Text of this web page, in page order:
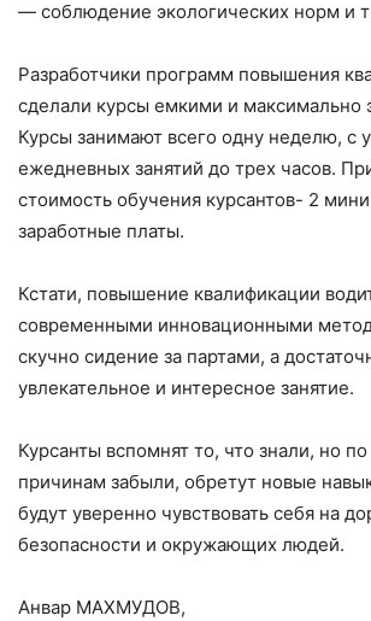
— соблюдение экологических норм и
Разработчики программ повышения
сделали курсы емкими и максимально
Курсы занимают всего одну неделю, с
ежедневных занятий до трех часов.
стоимость обучения курсантов- 2
заработные платы.
Кстати, повышение квалификации
современными инновационными
скучно сидение за партами, а
увлекательное и интересное занятие.
Курсанты вспомнят то, что знали, но
причинам забыли, обретут новые
будут уверенно чувствовать себя на
безопасности и окружающих людей.
Анвар МАХМУДОВ,